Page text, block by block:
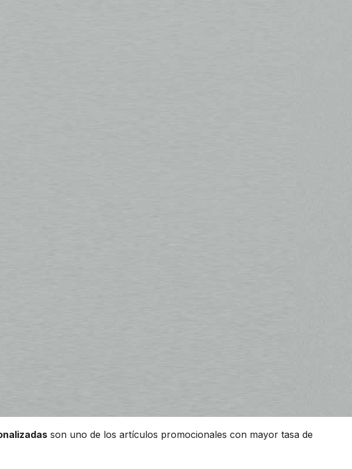
son uno de los artículos promocionales con mayor tasa de